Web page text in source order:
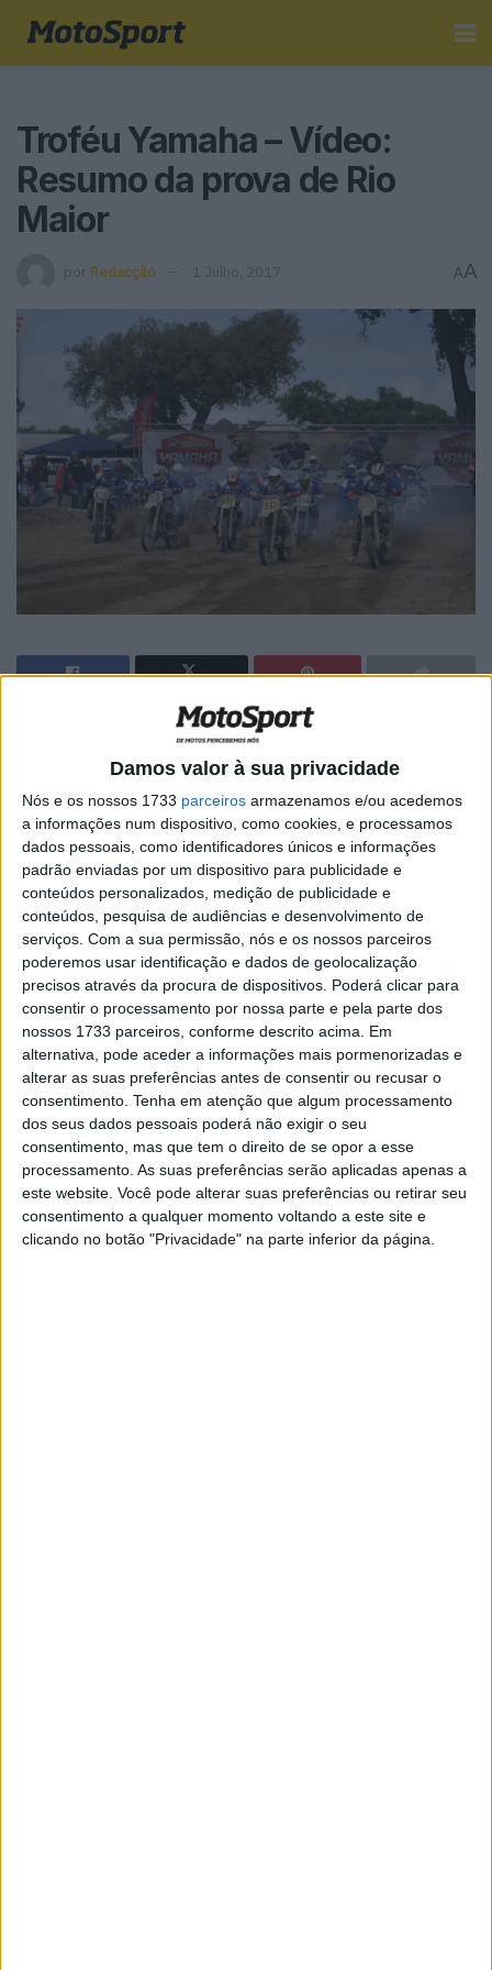
Damos valor à sua privacidade
Nós e os nossos 1733 parceiros armazenamos e/ou acedemos
a informações num dispositivo, como cookies, e processamos
dados pessoais, como identificadores únicos e informações
padrão enviadas por um dispositivo para publicidade e
conteúdos personalizados, medição de publicidade e
conteúdos, pesquisa de audiências e desenvolvimento de
serviços. Com a sua permissão, nós e os nossos parceiros
poderemos usar identificação e dados de geolocalização
precisos através da procura de dispositivos. Poderá clicar para
consentir o processamento por nossa parte e pela parte dos
nossos 1733 parceiros, conforme descrito acima. Em
alternativa, pode aceder a informações mais pormenorizadas e
alterar as suas preferências antes de consentir ou recusar o
consentimento. Tenha em atenção que algum processamento
dos seus dados pessoais poderá não exigir o seu
consentimento, mas que tem o direito de se opor a esse
processamento. As suas preferências serão aplicadas apenas a
este website. Você pode alterar suas preferências ou retirar seu
consentimento a qualquer momento voltando a este site e
clicando no botão "Privacidade" na parte inferior da página.
Troféu Yamaha – Vídeo:
Resumo da prova de Rio
Maior
por Redacção 1 Julho, 2017 AA
🔊 Ouvir artigo
Mais de duas centenas de pilotos participaram na
penúltima ronda do troféu Yamaha 2017 que se realizou
em Rio Maior.
Uma ronda onde se ficaram a conhecer antecipadamente
os vencedores de algumas das categorias.